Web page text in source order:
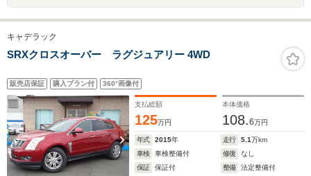
キャデラック
SRXクロスオーバー ラグジュアリー 4WD
販売店保証 購入プラン付 360°画像付
支払総額
125万円
本体価格
108.6万円
年式 2015年 走行 5.1万km
車検
車検整備付 修復
なし
保証
保証付 整備
法定整備付